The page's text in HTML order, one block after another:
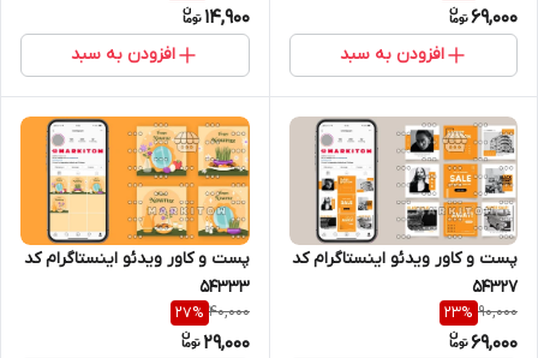
69,000
افزودن به سبد
14,900
افزودن به سبد
پست و کاور ویدئو اینستاگرام کد
54327
90,000
23%
69,000
پست و کاور ویدئو اینستاگرام کد
54333
40,000
27%
29,000